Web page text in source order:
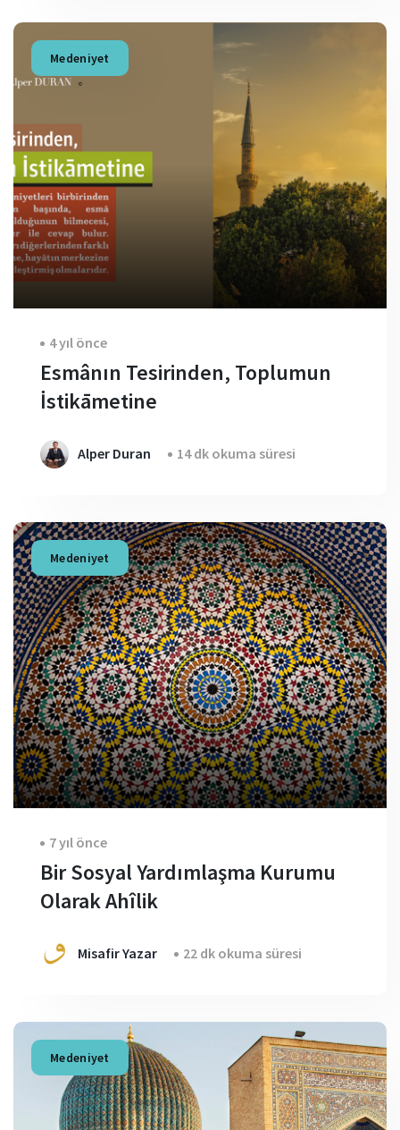
Medeniyet
4 yıl önce
Esmânın Tesirinden, Toplumun
İstikāmetine
Alper Duran 14 dk okuma süresi
Medeniyet
7 yıl önce
Bir Sosyal Yardımlaşma Kurumu
Olarak Ahîlik
Misafir Yazar 22 dk okuma süresi
Medeniyet